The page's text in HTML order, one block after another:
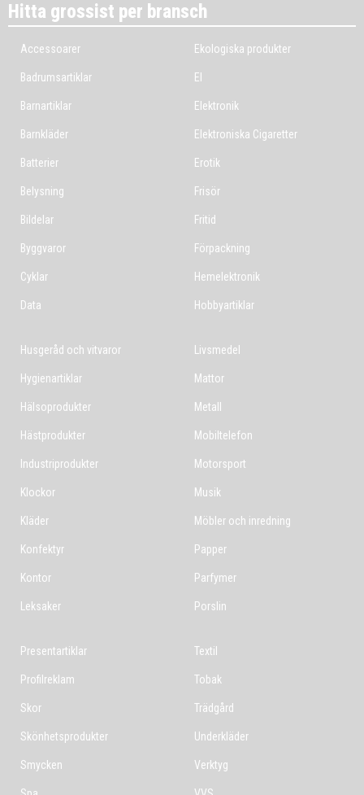
Hitta grossist per bransch
Accessoarer
Badrumsartiklar
Barnartiklar
Barnkläder
Batterier
Belysning
Bildelar
Byggvaror
Cyklar
Data
Ekologiska produkter
El
Elektronik
Elektroniska Cigaretter
Erotik
Frisör
Fritid
Förpackning
Hemelektronik
Hobbyartiklar
Husgeråd och vitvaror
Hygienartiklar
Hälsoprodukter
Hästprodukter
Industriprodukter
Klockor
Kläder
Konfektyr
Kontor
Leksaker
Livsmedel
Mattor
Metall
Mobiltelefon
Motorsport
Musik
Möbler och inredning
Papper
Parfymer
Porslin
Presentartiklar
Profilreklam
Skor
Skönhetsprodukter
Smycken
Textil
Tobak
Trädgård
Underkläder
Verktyg